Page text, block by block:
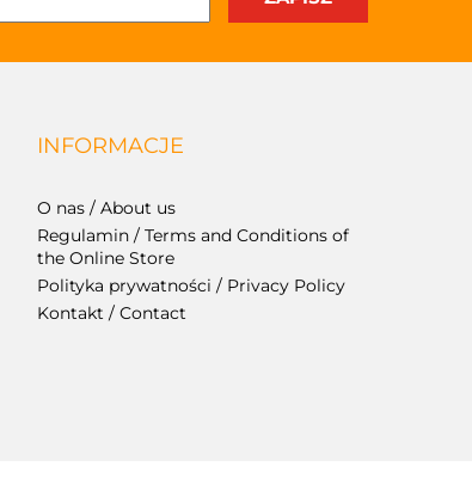
INFORMACJE
O nas / About us
Regulamin / Terms and Conditions of
the Online Store
Polityka prywatności / Privacy Policy
Kontakt / Contact